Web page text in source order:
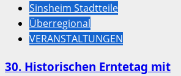
Sinsheim Stadtteile
Überregional
VERANSTALTUNGEN
30. Historischen Erntetag mit